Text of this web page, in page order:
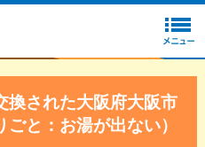
換された大阪府大阪市
と：お湯が出ない）